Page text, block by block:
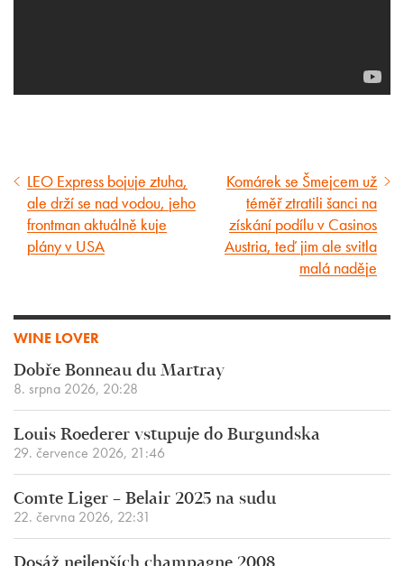
Předcházející
článek
LEO Express bojuje ztuha,
ale drží se nad vodou, jeho
frontman aktuálně kuje
plány v USA
Následující
článek
Komárek se Šmejcem už
téměř ztratili šanci na
získání podílu v Casinos
Austria, teď jim ale svitla
malá naděje
WINE LOVER
Dobře Bonneau du Martray
8. srpna 2026, 20:28
Louis Roederer vstupuje do Burgundska
29. července 2026, 21:46
Comte Liger – Belair 2025 na sudu
22. června 2026, 22:31